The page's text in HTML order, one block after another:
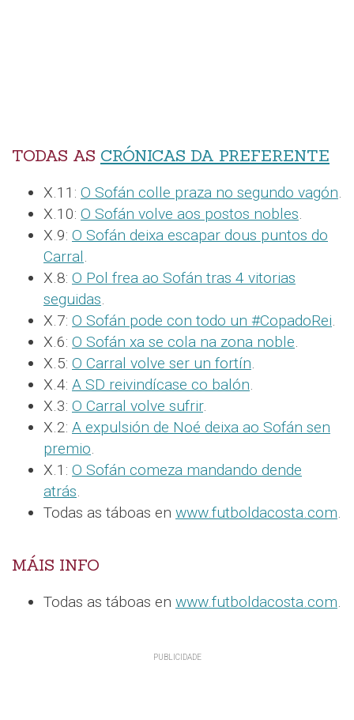
TODAS AS CRÓNICAS DA PREFERENTE
X.11: O Sofán colle praza no segundo vagón.
X.10: O Sofán volve aos postos nobles.
X.9: O Sofán deixa escapar dous puntos do
Carral.
X.8: O Pol frea ao Sofán tras 4 vitorias
seguidas.
X.7: O Sofán pode con todo un #CopadoRei.
X.6: O Sofán xa se cola na zona noble.
X.5: O Carral volve ser un fortín.
X.4: A SD reivindícase co balón.
X.3: O Carral volve sufrir.
X.2: A expulsión de Noé deixa ao Sofán sen
premio.
X.1: O Sofán comeza mandando dende
atrás.
Todas as táboas en www.futboldacosta.com.
MÁIS INFO
Todas as táboas en www.futboldacosta.com.